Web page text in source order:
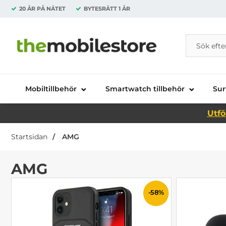
20 ÅR PÅ NÄTET BYTESRÄTT 1 ÅR
Startsidan för Danira Telecom AB
Sök
Sök på
Mobiltillbehör Smartwatch tillbehör
Startsidan AMG
AMG
-58%